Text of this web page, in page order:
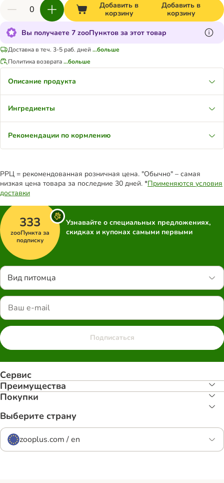
Добавить в
корзину
Добавить в
корзину
Вы получаете 7 zooПунктов за этот товар
Доставка в теч. 3-5 раб. дней ...больше
Политика возврата...больше
Описание продукта
Ингредиенты
Рекомендации по кормлению
РРЦ = рекомендованная розничная цена. "Обычно" – самая
низкая цена товара за последние 30 дней. *Применяются условия
доставки
333
zooПункта за
подписку
Узнавайте о специальных предложениях,
скидках и купонах самыми первыми
Вид питомца
Подписаться
Сервис
Преимуществa
Покупки
Выберите страну
zooplus.com / en